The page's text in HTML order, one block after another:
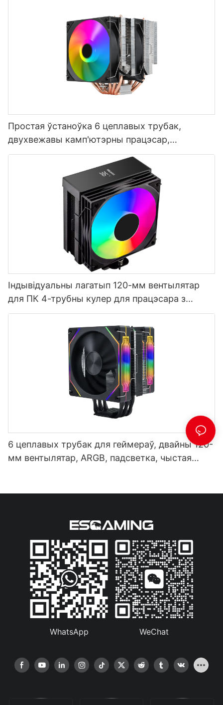
Простая ўстаноўка 6 цеплавых трубак,
двухвежавы камп'ютэрны працэсар,
вентылятары астуджэння, вытворца T2-2F
Індывідуальны лагатып 120-мм вентылятар
для ПК 4-трубны кулер для працэсара з
дысплеем тэмпературы EZ-4X
6 цеплавых трубак для геймераў, двайны 120-
мм вентылятар, ARGB, падсветка, чыстая
WhatsApp WeChat